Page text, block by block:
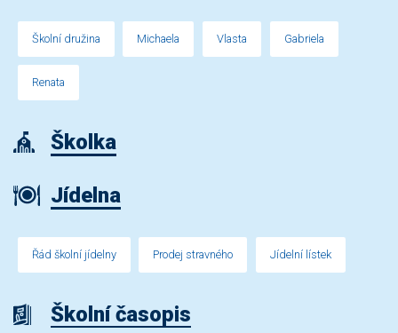
Školní družina Michaela Vlasta Gabriela
Renata
Školka
Jídelna
Řád školní jídelny Prodej stravného Jídelní lístek
Školní časopis